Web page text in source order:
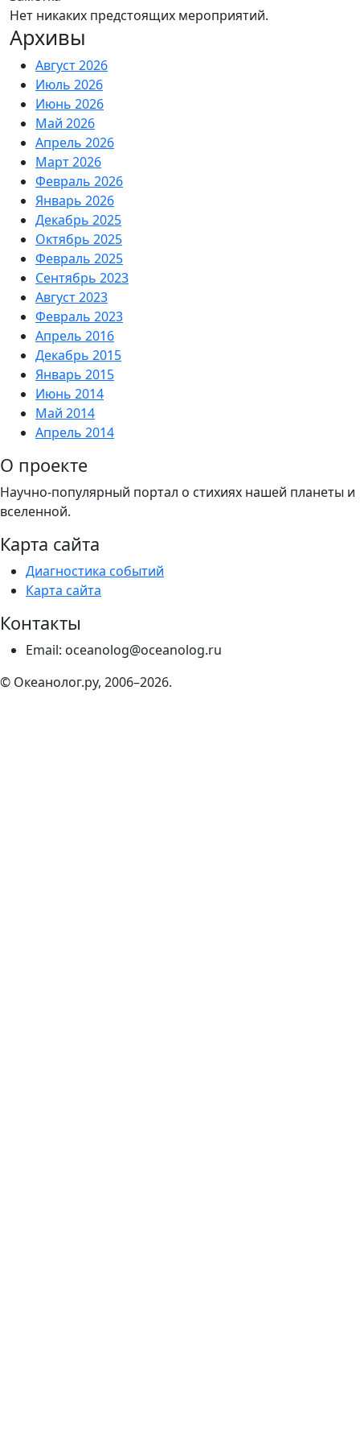
Нет никаких предстоящих мероприятий.
Архивы
Август 2026
Июль 2026
Июнь 2026
Май 2026
Апрель 2026
Март 2026
Февраль 2026
Январь 2026
Декабрь 2025
Октябрь 2025
Февраль 2025
Сентябрь 2023
Август 2023
Февраль 2023
Апрель 2016
Декабрь 2015
Январь 2015
Июнь 2014
Май 2014
Апрель 2014
О проекте
Научно-популярный портал о стихиях нашей планеты и
вселенной.
Карта сайта
Диагностика событий
Карта сайта
Контакты
Email: oceanolog@oceanolog.ru
© Океанолог.ру, 2006–2026.